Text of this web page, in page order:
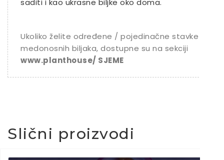
saditi i kao ukrasne biljke oko doma.
Ukoliko želite određene / pojedinačne stavke
medonosnih biljaka, dostupne su na sekciji
www.planthouse/ SJEME
Slični proizvodi